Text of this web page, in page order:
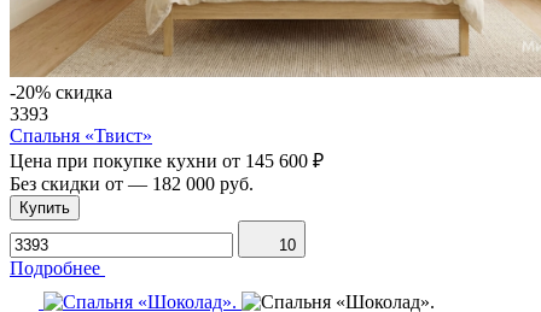
-20% скидка
3393
Спальня «Твист»
Цена при покупке кухни от 145 600 ₽
Без скидки от — 182 000 руб.
Купить
10
Подробнее